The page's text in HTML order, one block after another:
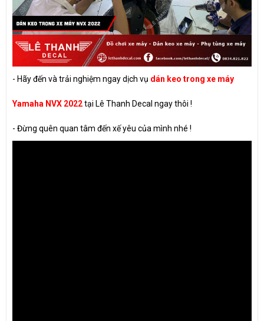
- Hãy đến và trải nghiệm ngay dịch vụ dán keo trong xe máy
Yamaha NVX 2022tại Lê Thanh Decal ngay thôi !
- Đừng quên quan tâm đến xế yêu của mình nhé !